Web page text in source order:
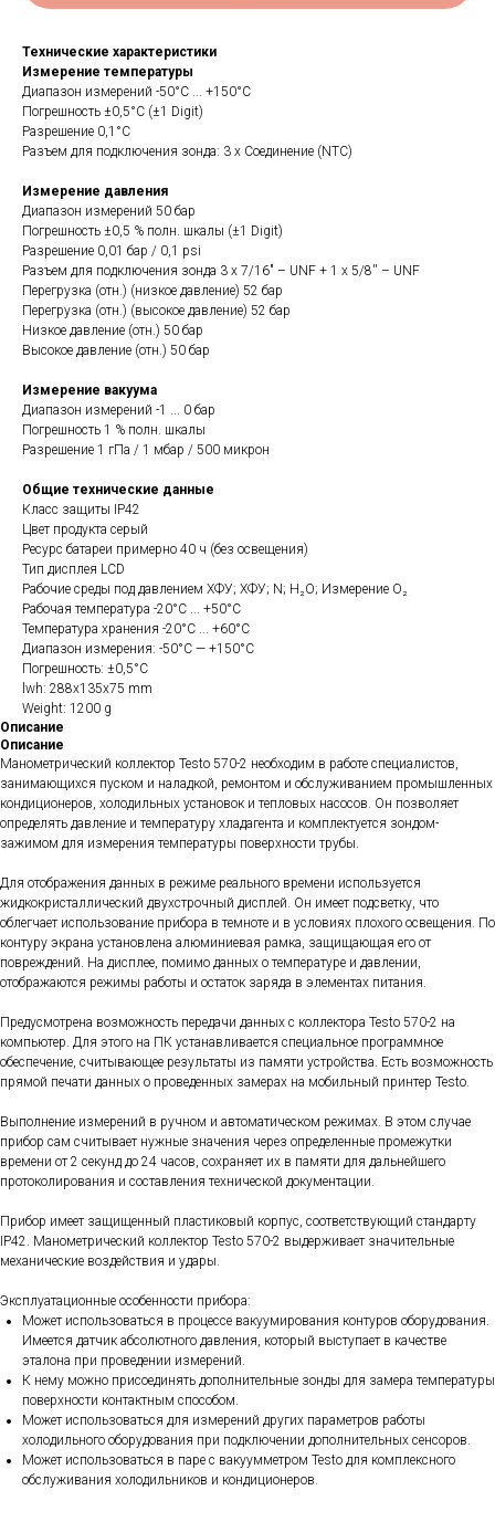
Технические характеристики
Измерение температуры
Диапазон измерений -50°C ... +150°C
Погрешность ±0,5°C (±1 Digit)
Разрешение 0,1°C
Разъем для подключения зонда: 3 x Соединение (NTC)
Измерение давления
Диапазон измерений 50 бар
Погрешность ±0,5 % полн. шкалы (±1 Digit)
Разрешение 0,01 бар / 0,1 psi
Разъем для подключения зонда 3 x 7/16" – UNF + 1 x 5/8'' – UNF
Перегрузка (отн.) (низкое давление) 52 бар
Перегрузка (отн.) (высокое давление) 52 бар
Низкое давление (отн.) 50 бар
Высокое давление (отн.) 50 бар
Измерение вакуума
Диапазон измерений -1 ... 0 бар
Погрешность 1 % полн. шкалы
Разрешение 1 гПа / 1 мбар / 500 микрон
Общие технические данные
Класс защиты IP42
Цвет продукта серый
Ресурс батареи примерно 40 ч (без освещения)
Тип дисплея LCD
Рабочие среды под давлением ХФУ; ХФУ; N; H₂O; Измерение O₂
Рабочая температура -20°C ... +50°C
Температура хранения -20°C ... +60°C
Диапазон измерения: -50°С — +150°С
Погрешность: ±0,5°C
lwh: 288x135x75 mm
Weight: 1200 g
Описание
Описание
Манометрический коллектор Testo 570-2 необходим в работе специалистов,
занимающихся пуском и наладкой, ремонтом и обслуживанием промышленных
кондиционеров, холодильных установок и тепловых насосов. Он позволяет
определять давление и температуру хладагента и комплектуется зондом-
зажимом для измерения температуры поверхности трубы.
Для отображения данных в режиме реального времени используется
жидкокристаллический двухстрочный дисплей. Он имеет подсветку, что
облегчает использование прибора в темноте и в условиях плохого освещения. По
контуру экрана установлена алюминиевая рамка, защищающая его от
повреждений. На дисплее, помимо данных о температуре и давлении,
отображаются режимы работы и остаток заряда в элементах питания.
Предусмотрена возможность передачи данных с коллектора Testo 570-2 на
компьютер. Для этого на ПК устанавливается специальное программное
обеспечение, считывающее результаты из памяти устройства. Есть возможность
прямой печати данных о проведенных замерах на мобильный принтер Testo.
Выполнение измерений в ручном и автоматическом режимах. В этом случае
прибор сам считывает нужные значения через определенные промежутки
времени от 2 секунд до 24 часов, сохраняет их в памяти для дальнейшего
протоколирования и составления технической документации.
Прибор имеет защищенный пластиковый корпус, соответствующий стандарту
IP42. Манометрический коллектор Testo 570-2 выдерживает значительные
механические воздействия и удары.
Эксплуатационные особенности прибора:
Может использоваться в процессе вакуумирования контуров оборудования.
Имеется датчик абсолютного давления, который выступает в качестве
эталона при проведении измерений.
К нему можно присоединять дополнительные зонды для замера температуры
поверхности контактным способом.
Может использоваться для измерений других параметров работы
холодильного оборудования при подключении дополнительных сенсоров.
Может использоваться в паре с вакуумметром Testo для комплексного
обслуживания холодильников и кондиционеров.